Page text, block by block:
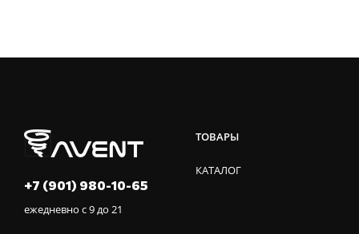
+7 (901) 980-10-65
ежедневно с 9 до 21
ТОВАРЫ
КАТАЛОГ